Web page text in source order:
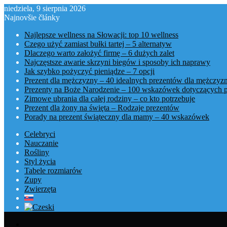
niedziela, 9 sierpnia 2026
Najnovšie články
Najlepsze wellness na Słowacji: top 10 wellness
Czego użyć zamiast bułki tartej – 5 alternatyw
Dlaczego warto założyć firmę – 6 dużych zalet
Najczęstsze awarie skrzyni biegów i sposoby ich naprawy
Jak szybko pożyczyć pieniądze – 7 opcji
Prezent dla mężczyzny – 40 idealnych prezentów dla
Prezenty na Boże Narodzenie – 100 wskazówek dotyczących
Zimowe ubrania dla całej rodziny – co kto potrzebuje
Prezent dla żony na święta – Rodzaje prezentów
Porady na prezent świąteczny dla mamy – 40 wskazówek
Celebryci
Nauczanie
Rośliny
Styl życia
Tabele rozmiarów
Zupy
Zwierzęta